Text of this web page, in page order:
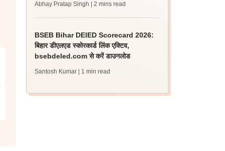
Abhay Pratap Singh | 2 mins read
BSEB Bihar DElED Scorecard 2026:
बिहार डीएलएड स्कोरकार्ड लिंक एक्टिव,
bsebdeled.com से करें डाउनलोड
Santosh Kumar | 1 min read